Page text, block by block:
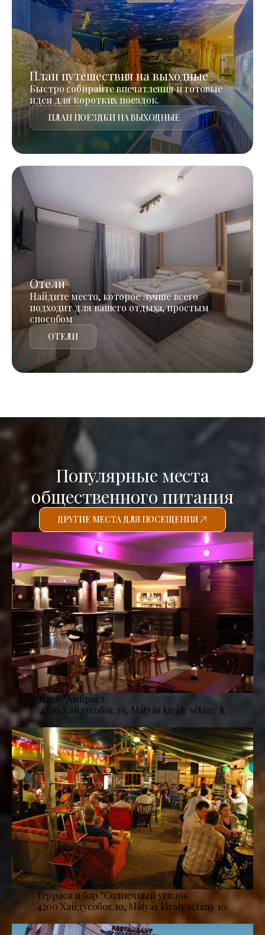
План путешествия на выходные
Быстро собирайте впечатления и готовые
идеи для коротких поездок.
ПЛАН ПОЕЗДКИ НА ВЫХОДНЫЕ
Отели
Найдите место, которое лучше всего
подходит для вашего отдыха, простым
способом
ОТЕЛИ
Популярные места
общественного питания
ДРУГИЕ МЕСТА ДЛЯ ПОСЕЩЕНИЯ
Клуб "Амброуз
4200 Хайдусобосло, Mátyás király sétány 8.
Терраса и бар "Солнечный уголок
4200 Хайдусобосло, Mátyás király sétány 10.